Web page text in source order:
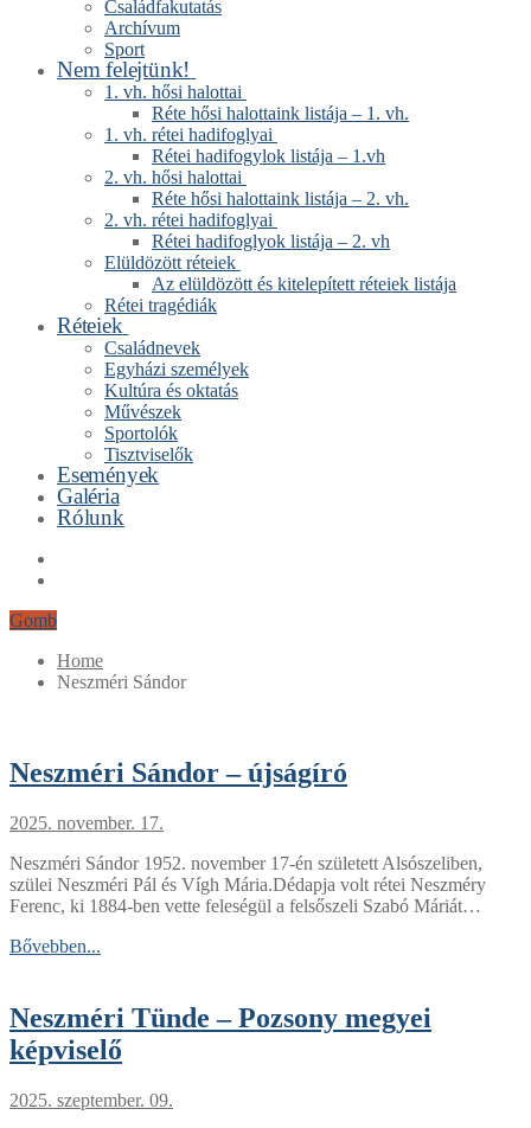
Családfakutatás
Archívum
Sport
Nem felejtünk!
1. vh. hősi halottai
Réte hősi halottaink listája – 1. vh.
1. vh. rétei hadifoglyai
Rétei hadifogylok listája – 1.vh
2. vh. hősi halottai
Réte hősi halottaink listája – 2. vh.
2. vh. rétei hadifoglyai
Rétei hadifoglyok listája – 2. vh
Elüldözött réteiek
Az elüldözött és kitelepített réteiek listája
Rétei tragédiák
Réteiek
Családnevek
Egyházi személyek
Kultúra és oktatás
Művészek
Sportolók
Tisztviselők
Események
Galéria
Rólunk
Gomb
Home
Neszméri Sándor
Neszméri Sándor – újságíró
2025. november. 17.
Neszméri Sándor 1952. november 17-én született Alsószeliben,
szülei Neszméri Pál és Vígh Mária.Dédapja volt rétei Neszméry
Ferenc, ki 1884-ben vette feleségül a felsőszeli Szabó Máriát…
Bővebben...
Neszméri Tünde – Pozsony megyei
képviselő
2025. szeptember. 09.